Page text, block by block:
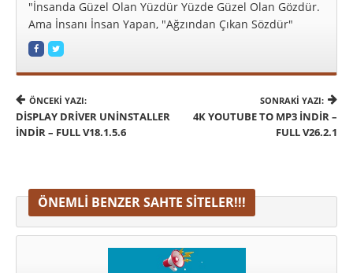
"İnsanda Güzel Olan Yüzdür Yüzde Güzel Olan Gözdür.
Ama İnsanı İnsan Yapan, "Ağzından Çıkan Sözdür"
ÖNCEKI YAZI:
DISPLAY DRIVER UNINSTALLER
İNDIR – FULL V18.1.5.6
SONRAKI YAZI:
4K YOUTUBE TO MP3 İNDIR –
FULL V26.2.1
ÖNEMLI BENZER SAHTE SITELER!!!